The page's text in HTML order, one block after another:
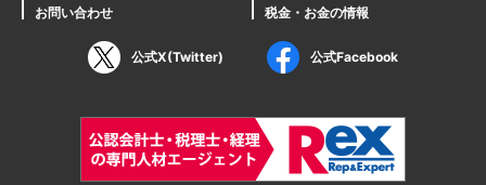
お問い合わせ
税金・お金の情報
公式X(Twitter) 公式Facebook